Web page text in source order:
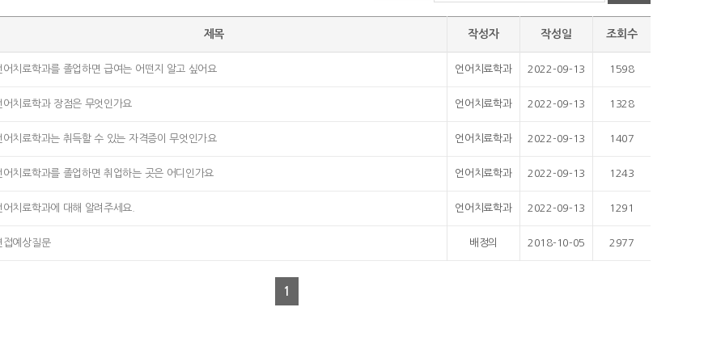
제목 작성자 작성일 조회수
어치료학과를 졸업하면 급여는 어떤지 알고 싶어요 언어치료학과 2022-09-13 1598
어치료학과 장점은 무엇인가요 언어치료학과 2022-09-13 1328
어치료학과는 취득할 수 있는 자격증이 무엇인가요 언어치료학과 2022-09-13 1407
어치료학과를 졸업하면 취업하는 곳은 어디인가요 언어치료학과 2022-09-13 1243
어치료학과에 대해 알려주세요. 언어치료학과 2022-09-13 1291
접예상질문 배정의 2018-10-05 2977
1